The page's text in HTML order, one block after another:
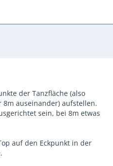
der Tanzfläche (also
auseinander) aufstellen.
sein, bei 8m etwas
auf den Eckpunkt in der